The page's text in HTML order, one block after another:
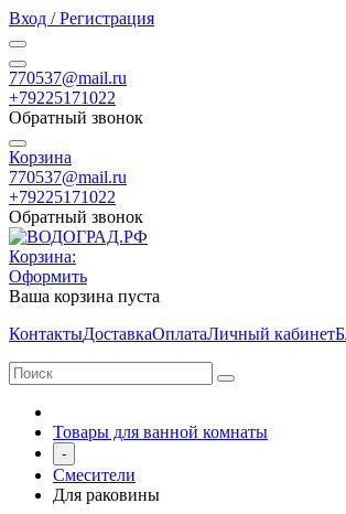
Вход / Регистрация
770537@mail.ru
+79225171022
Обратный звонок
Корзина
770537@mail.ru
+79225171022
Обратный звонок
Корзина:
Оформить
Ваша корзина пуста
КонтактыДоставкаОплатаЛичный кабинет
Товары для ванной комнаты
-
Смесители
Для раковины